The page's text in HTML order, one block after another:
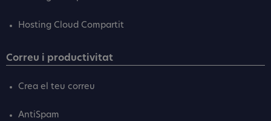
Hosting Cloud Compartit
Correu i productivitat
Crea el teu correu
AntiSpam